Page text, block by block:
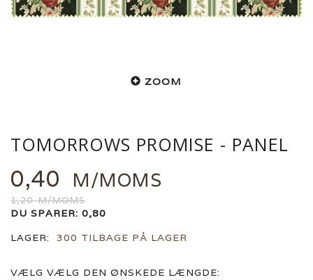
ZOOM
TOMORROWS PROMISE - PANEL
0,40 M/MOMS
1,20M/MOMS
DU SPARER: 0,80
LAGER:
300 TILBAGE PÅ LAGER
VÆLG VÆLG DEN ØNSKEDE LÆNGDE: